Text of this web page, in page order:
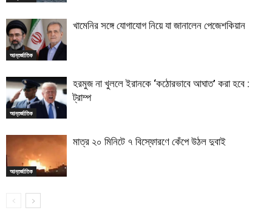
আন্তর্জাতিক
খামেনির সঙ্গে যোগাযোগ নিয়ে যা জানালেন পেজেশকিয়ান
আন্তর্জাতিক
হরমুজ না খুললে ইরানকে ‘কঠোরভাবে আঘাত’ করা হবে :
ট্রাম্প
আন্তর্জাতিক
মাত্র ২০ মিনিটে ৭ বিস্ফোরণে কেঁপে উঠল দুবাই